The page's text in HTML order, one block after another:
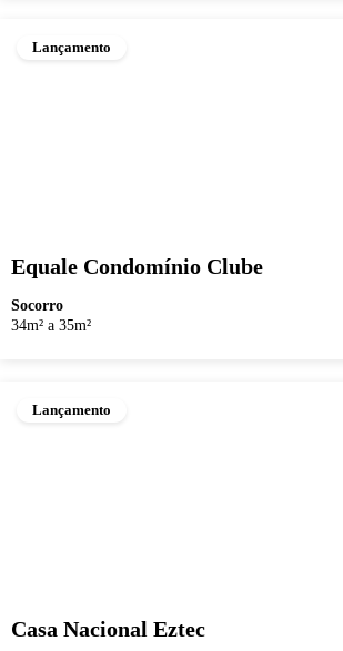
Lançamento
Equale Condomínio Clube
Socorro
34m² a 35m²
Lançamento
Casa Nacional Eztec